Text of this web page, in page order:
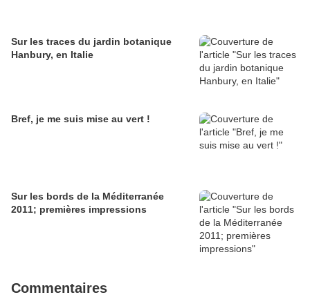
Sur les traces du jardin botanique
Hanbury, en Italie
Bref, je me suis mise au vert !
Sur les bords de la Méditerranée
2011; premières impressions
Commentaires